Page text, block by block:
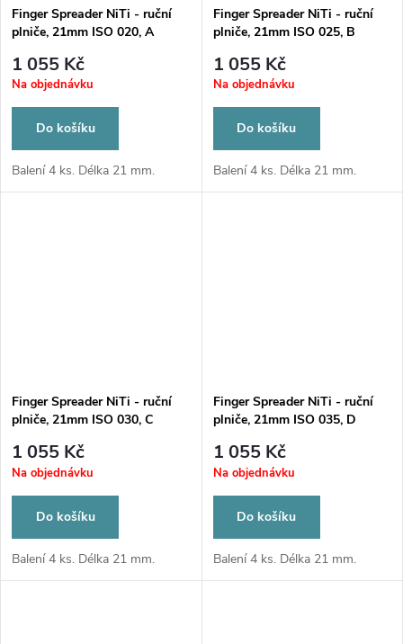
Finger Spreader NiTi - ruční
plniče, 21mm ISO 020, A
1 055 Kč
Na objednávku
Do košíku
Balení 4 ks. Délka 21 mm.
Finger Spreader NiTi - ruční
plniče, 21mm ISO 025, B
1 055 Kč
Na objednávku
Do košíku
Balení 4 ks. Délka 21 mm.
Finger Spreader NiTi - ruční
plniče, 21mm ISO 030, C
1 055 Kč
Na objednávku
Do košíku
Balení 4 ks. Délka 21 mm.
Finger Spreader NiTi - ruční
plniče, 21mm ISO 035, D
1 055 Kč
Na objednávku
Do košíku
Balení 4 ks. Délka 21 mm.